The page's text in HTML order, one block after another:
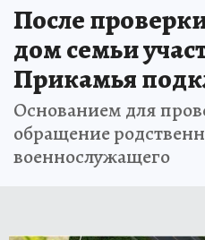
После
дом семьи
Прикамья
Основанием для
обращение
военнослужащего